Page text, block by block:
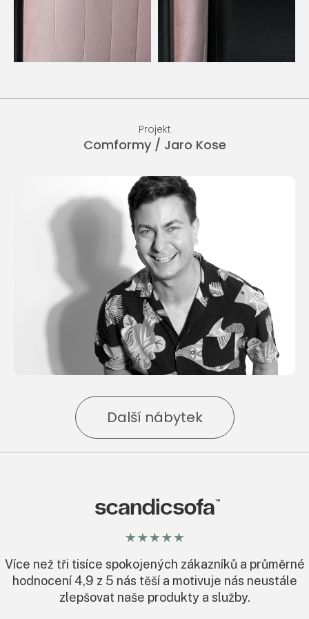
Složení tkaniny
ZOBRAZIT SLOŽENÍ
Odolnost vůči oděru
100 000 cyklů martindale
Odstraňování nečistot
STÁHNOUT PRŮVODCE
Projekt
Comformy / Jaro Kose
Další nábytek
Více než tři tisíce spokojených zákazníků a průměrné
hodnocení 4,9 z 5 nás těší a motivuje nás neustále
zlepšovat naše produkty a služby.